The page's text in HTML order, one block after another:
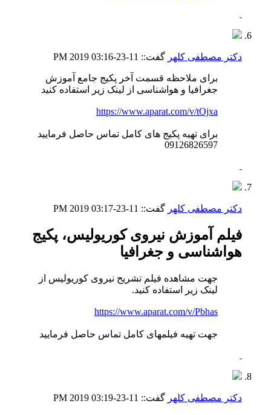
دکتر مصطفی کلهر گفت:: 11-23-2019
03:16 PM
برای ملاحظه قسمت آخر پکیج جامع آموزش
جغرافیا و هواشناسی از لینک زیر استفاده کنید
https://www.aparat.com/v/tOjxa
برای تهیه پکیج های کامل تماس حاصل فرمایید
09126826597
دکتر مصطفی کلهر گفت:: 11-23-2019
03:17 PM
فیلم آموزش نیروی کوریولیس، پکیج
هواشناسی و جغرافیا
جهت مشاهده فیلم تشریح نیروی کوریولیس از
لینک زیر استفاده کنید.
https://www.aparat.com/v/Pbhas
جهت تهیه فیلمهای کامل تماس حاصل فرمایید
دکتر مصطفی کلهر گفت:: 11-23-2019
03:19 PM